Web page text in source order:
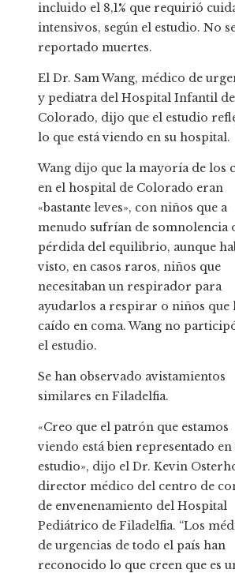
incluido el 8,1% que requirió
intensivos, según el estudio. No
reportado muertes.
El Dr. Sam Wang, médico de
y pediatra del Hospital Infantil de
Colorado, dijo que el estudio
lo que está viendo en su hospital.
Wang dijo que la mayoría de los
en el hospital de Colorado eran
«bastante leves», con niños que a
menudo sufrían de somnolencia
pérdida del equilibrio, aunque
visto, en casos raros, niños que
necesitaban un respirador para
ayudarlos a respirar o niños que
caído en coma. Wang no
el estudio.
Se han observado avistamientos
similares en Filadelfia.
«Creo que el patrón que estamos
viendo está bien representado en
estudio», dijo el Dr. Kevin
director médico del centro de
de envenenamiento del Hospital
Pediátrico de Filadelfia. “Los
de urgencias de todo el país han
reconocido lo que creen que es